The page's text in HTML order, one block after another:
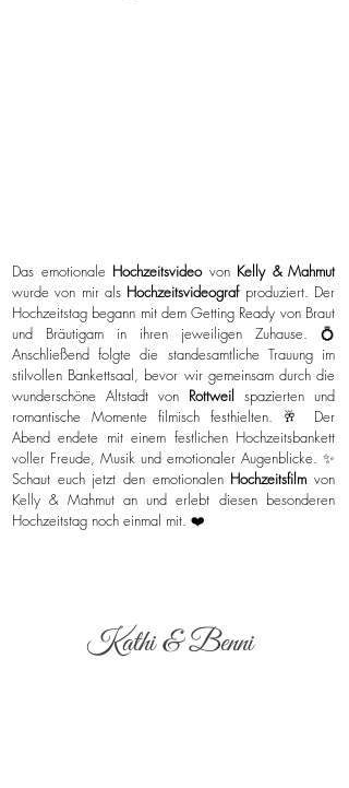
Das emotionale Hochzeitsvideovon Kelly & Mahmut
wurde von mir als Hochzeitsvideograf produziert. Der
Hochzeitstag begann mit dem Getting Ready von Braut
und Bräutigam in ihren jeweiligen Zuhause. 💍
Anschließend folgte die standesamtliche Trauung im
stilvollen Bankettsaal, bevor wir gemeinsam durch die
wunderschöne Altstadt von Rottweil spazierten und
romantische Momente filmisch festhielten. 🥂 Der
Abend endete mit einem festlichen Hochzeitsbankett
voller Freude, Musik und emotionaler Augenblicke. ✨
Schaut euch jetzt den emotionalen Hochzeitsfilmvon
Kelly & Mahmut an und erlebt diesen besonderen
Hochzeitstag noch einmal mit. ❤️
Kathi & Benni